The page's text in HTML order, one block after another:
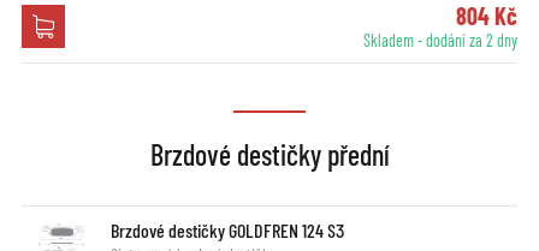
804 Kč
Skladem - dodání za 2 dny
Brzdové destičky přední
Brzdové destičky GOLDFREN 124 S3